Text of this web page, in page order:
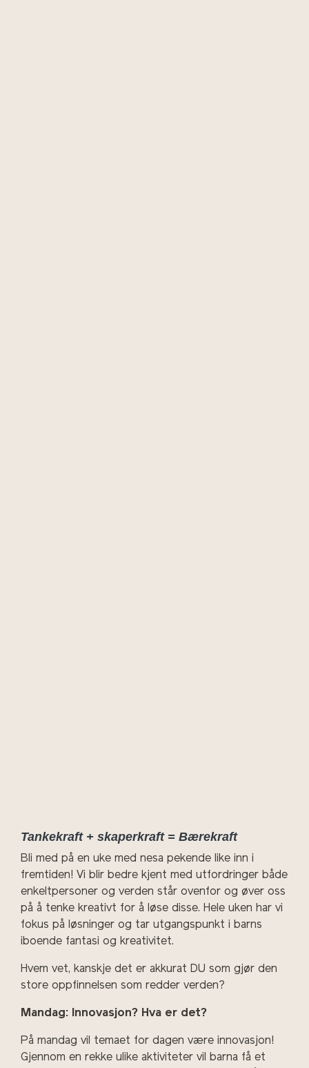
Tankekraft + skaperkraft = Bærekraft
Bli med på en uke med nesa pekende like inn i
fremtiden! Vi blir bedre kjent med utfordringer både
enkeltpersoner og verden står ovenfor og øver oss
på å tenke kreativt for å løse disse. Hele uken har vi
fokus på løsninger og tar utgangspunkt i barns
iboende fantasi og kreativitet.
Hvem vet, kanskje det er akkurat DU som gjør den
store oppfinnelsen som redder verden?
Mandag: Innovasjon? Hva er det?
På mandag vil temaet for dagen være innovasjon!
Gjennom en rekke ulike aktiviteter vil barna få et